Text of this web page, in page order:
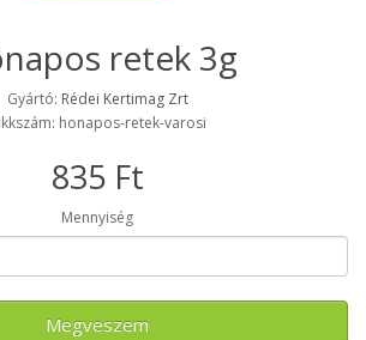
retek 3g
Gyártó: Rédei Kertimag Zrt
honapos-retek-varosi
835 Ft
Mennyiség
Megveszem